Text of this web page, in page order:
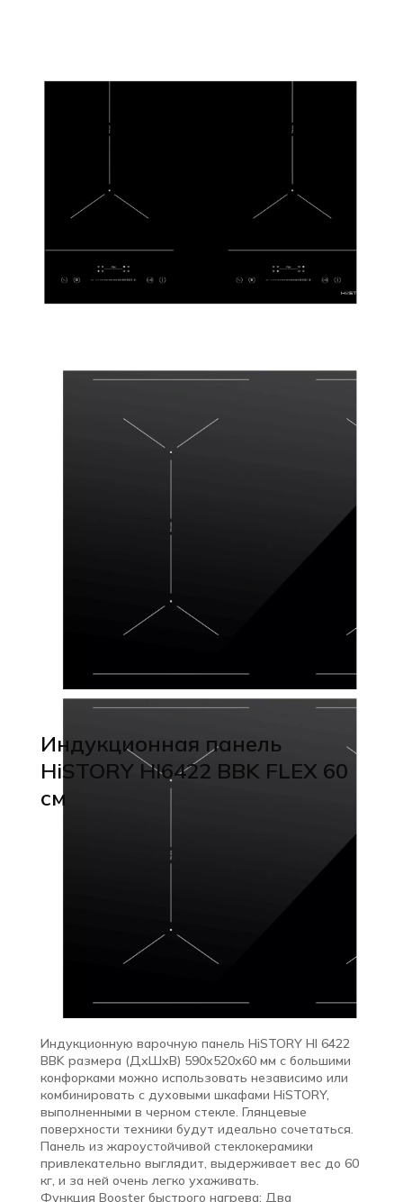
Индукционная панель
HiSTORY HI6422 BBK FLEX 60
см
Индукционную варочную панель HiSTORY HI 6422
BBK размера (ДхШхВ) 590х520х60 мм с большими
конфорками можно использовать независимо или
комбинировать с духовыми шкафами HiSTORY,
выполненными в черном стекле. Глянцевые
поверхности техники будут идеально сочетаться.
Панель из жароустойчивой стеклокерамики
привлекательно выглядит, выдерживает вес до 60
кг, и за ней очень легко ухаживать.
Функция Booster быстрого нагрева; Два